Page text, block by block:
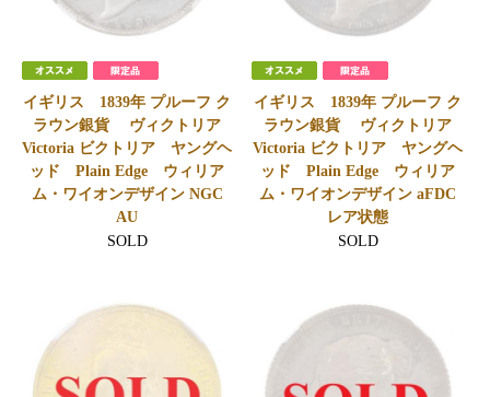
イギリス 1839年 プルーフ ク
ラウン銀貨 ヴィクトリア
Victoria ビクトリア ヤングヘ
ッド Plain Edge ウィリア
ム・ワイオンデザイン NGC
AU
SOLD
イギリス 1839年 プルーフ ク
ラウン銀貨 ヴィクトリア
Victoria ビクトリア ヤングヘ
ッド Plain Edge ウィリア
ム・ワイオンデザイン aFDC
レア状態
SOLD